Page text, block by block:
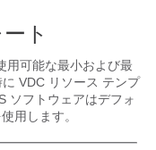
ト
用可能な最小および最
VDC リソース テンプ
ソフトウェアはデフォ
用します。